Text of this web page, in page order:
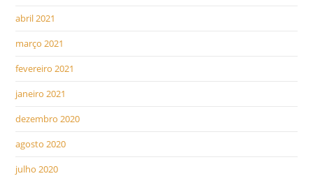
abril 2021
março 2021
fevereiro 2021
janeiro 2021
dezembro 2020
agosto 2020
julho 2020